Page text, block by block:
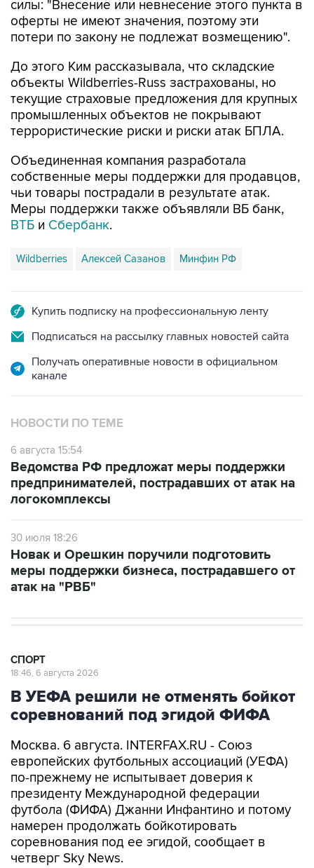
силы: "Внесение или невнесение этого пункта в
оферты не имеют значения, поэтому эти
потери по закону не подлежат возмещению".
До этого Ким рассказывала, что складские
объекты Wildberries-Russ застрахованы, но
текущие страховые предложения для крупных
промышленных объектов не покрывают
террористические риски и риски атак БПЛА.
Объединенная компания разработала
собственные меры поддержки для продавцов,
чьи товары пострадали в результате атак.
Меры поддержки также объявляли ВБ банк,
ВТБ и Сбербанк.
Wildberries Алексей Сазанов Минфин РФ
Купить подписку на профессиональную ленту
Подписаться на рассылку главных новостей сайта
Получать оперативные новости в официальном
канале
НОВОСТИ ПО ТЕМЕ
6 августа 15:54
Ведомства РФ предложат меры поддержки
предпринимателей, пострадавших от атак на
логокомплексы
30 июля 18:26
Новак и Орешкин поручили подготовить
меры поддержки бизнеса, пострадавшего от
атак на "РВБ"
СПОРТ
18:46, 6 августа 2026
В УЕФА решили не отменять бойкот
соревнований под эгидой ФИФА
Москва. 6 августа. INTERFAX.RU - Союз
европейских футбольных ассоциаций (УЕФА)
по-прежнему не испытывает доверия к
президенту Международной федерации
футбола (ФИФА) Джанни Инфантино и потому
намерен продолжать бойкотировать
соревнования под ее эгидой, сообщает в
четверг Sky News.